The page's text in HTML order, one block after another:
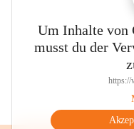
Um Inhalte von
musst du der
https://